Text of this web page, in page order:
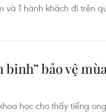
và 1 hành khách đi trên
bảo vệ
học cho thấy tiếng